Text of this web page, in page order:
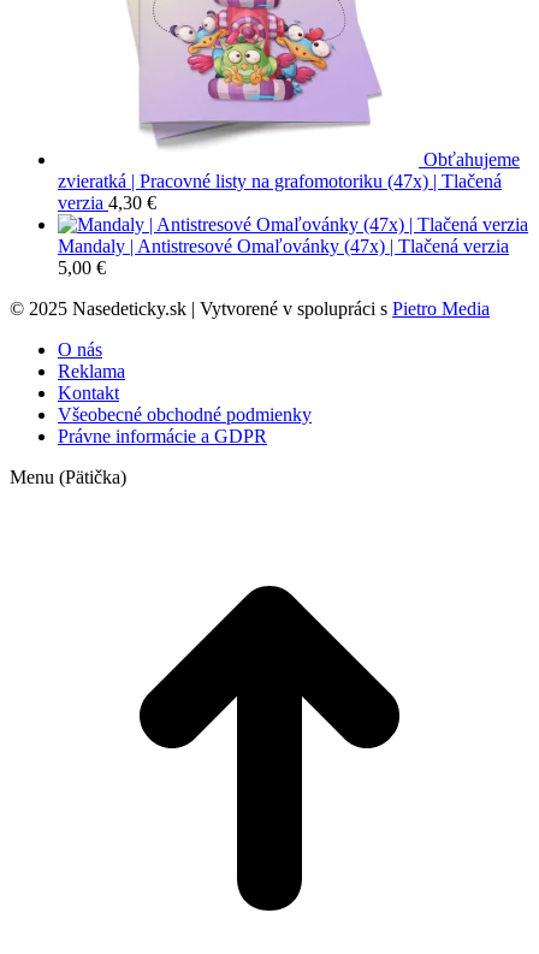
Obťahujeme
zvieratká | Pracovné listy na grafomotoriku (47x) | Tlačená
verzia 4,30 €
Mandaly | Antistresové Omaľovánky (47x) | Tlačená verzia
5,00 €
© 2025 Nasedeticky.sk | Vytvorené v spolupráci s Pietro Media
O nás
Reklama
Kontakt
Všeobecné obchodné podmienky
Právne informácie a GDPR
Menu (Pätička)